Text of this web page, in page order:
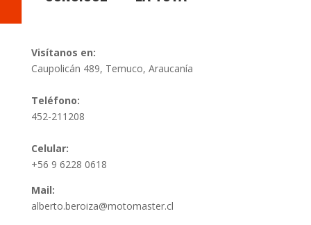
Visítanos en:
Caupolicán 489, Temuco, Araucanía
Teléfono:
452-211208
Celular:
+56 9 6228 0618
Mail:
alberto.beroiza@motomaster.cl